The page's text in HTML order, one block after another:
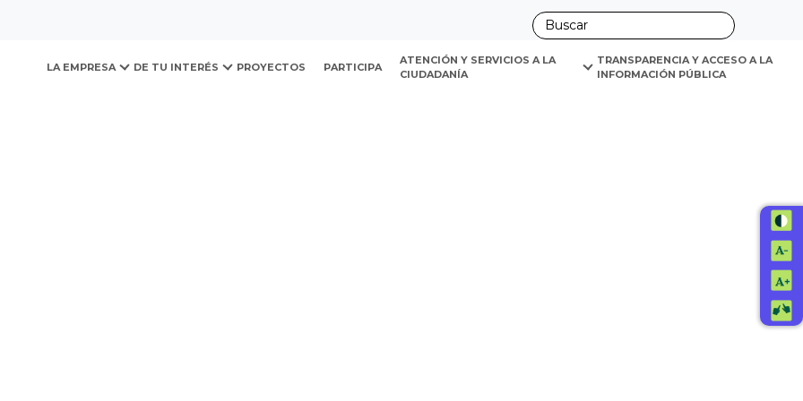
y Desarrollo Urbano
LA EMPRESA DE TU INTERÉS PROYECTOS PARTICIPA
ATENCIÓN Y SERVICIOS A LA
CIUDADANÍA
TRANSPARENCIA Y ACCESO A LA
INFORMACIÓN PÚBLICA